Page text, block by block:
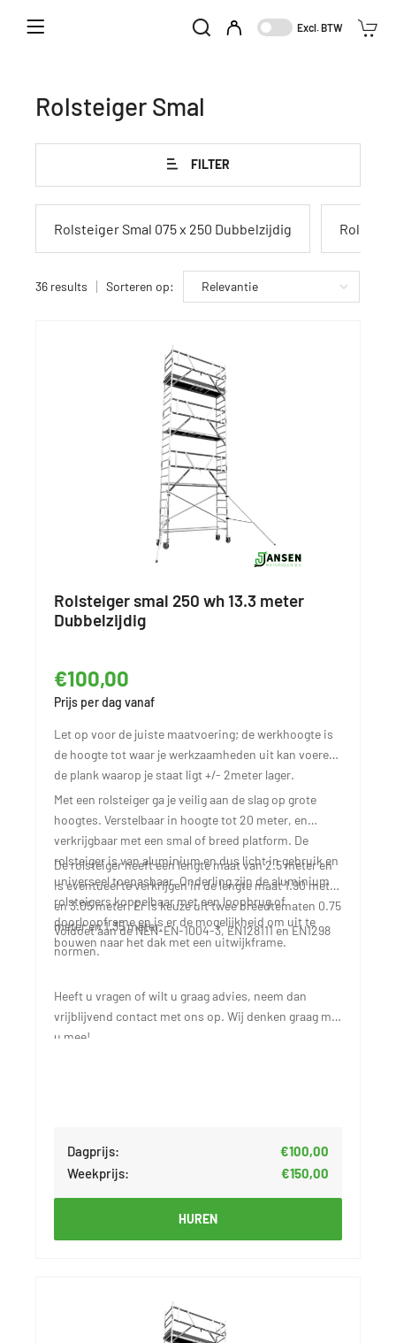
Excl. BTW
Rolsteiger Smal
Rolsteiger Smal
FILTER
Rolsteiger Smal 075 x 250 Dubbelzijdig
36 results Sorteren op:
Rolsteiger smal 250 wh 13.3 meter
Dubbelzijdig
Prijs per dag vanaf
€100,00
Let op voor de juiste maatvoering; de werkhoogte is
de hoogte tot waar je werkzaamheden uit kan voeren,
de plank waarop je staat ligt +/- 2meter lager.
Met een rolsteiger ga je veilig aan de slag op grote
hoogtes. Verstelbaar in hoogte tot 20 meter, en
verkrijgbaar met een smal of breed platform. De
rolsteiger is van aluminium en dus licht in gebruik en
universeel toepasbaar. Onderling zijn de aluminium
rolsteigers koppelbaar met een loopbrug of
doorloopframe en is er de mogelijkheid om uit te
bouwen naar het dak met een uitwijkframe.
De rolsteiger heeft een lengte maat van 2.5 meter en
is eventueel te verkrijgen in de lengte maat 1.90 meter
en 3.05 meter. Er is keuze uit twee breedtematen 0.75
meter en 1.35 meter.
Voldoet aan de NEN-EN-1004-3, EN128111 en EN1298
normen.
Heeft u vragen of wilt u graag advies, neem dan
vrijblijvend contact met ons op. Wij denken graag met
u mee!
Dagprijs:
€100,00
Weekprijs:
€150,00
HUREN